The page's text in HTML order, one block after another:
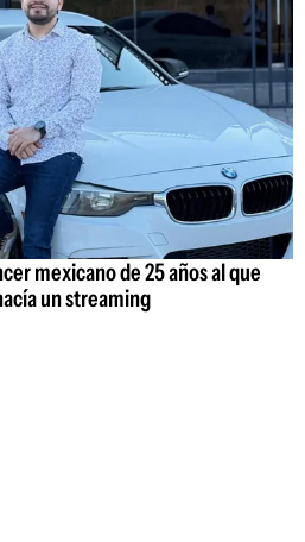
mexicano de 25 años al que
un streaming